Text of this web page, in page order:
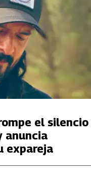
el silencio
anuncia
expareja